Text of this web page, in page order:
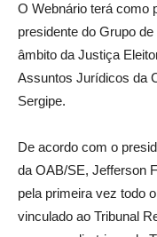
O Webnário terá como
presidente do Grupo
âmbito da Justiça
Assuntos Jurídicos da
Sergipe.
De acordo com o
da OAB/SE, Jefferson
pela primeira vez todo
vinculado ao Tribunal